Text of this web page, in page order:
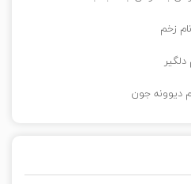
زخم
دیوونه جون